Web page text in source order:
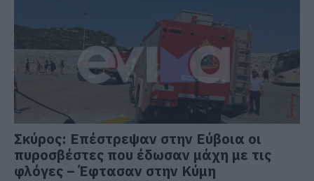
Σκύρος: Επέστρεψαν στην Εύβοια οι
πυροσβέστες που έδωσαν μάχη με τις
φλόγες – Έφτασαν στην Κύμη